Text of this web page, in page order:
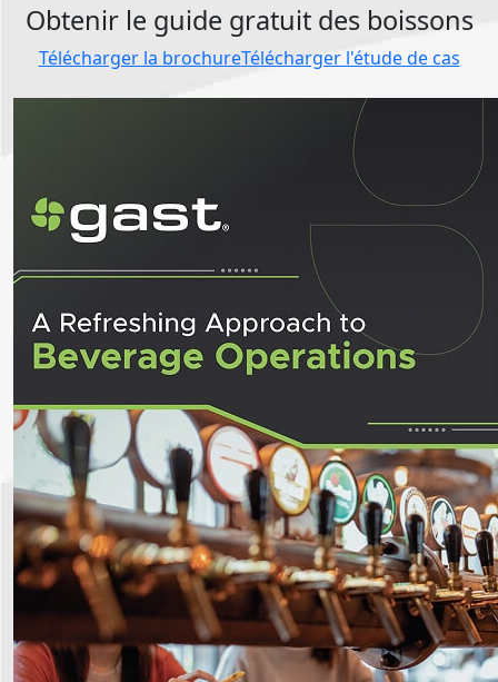
Obtenir le guide gratuit des boissons
Télécharger la brochureTélécharger l'étude de cas